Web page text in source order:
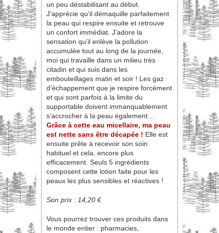
un peu déstabilisant au début.
J’apprécie qu’il démaquille parfaitement
la peau qui respire ensuite et retrouve
un confort immédiat. J’adore la
sensation qu’il enlève la pollution
accumulée tout au long de la journée,
moi qui travaille dans un milieu très
citadin et qui suis dans les
embouteillages matin et soir ! Les gaz
d’échappement que je respire forcément
et qui sont parfois à la limite du
supportable doivent immanquablement
s’accrocher à la peau également…
Grâce à cette eau micellaire, ma peau
est nette sans être décapée ! Elle est
ensuite prête à recevoir son soin
habituel et cela, encore plus
efficacement. Seuls 5 ingrédients
composent cette lotion faite pour les
peaux les plus sensibles et réactives !
Son prix : 14,20 €
Vous pourrez trouver ces produits dans
le monde entier : pharmacies,